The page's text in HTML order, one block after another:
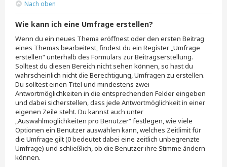
Nach oben
Wie kann ich eine Umfrage erstellen?
Wenn du ein neues Thema eröffnest oder den ersten Beitrag
eines Themas bearbeitest, findest du ein Register „Umfrage
erstellen“ unterhalb des Formulars zur Beitragserstellung.
Solltest du diesen Bereich nicht sehen können, so hast du
wahrscheinlich nicht die Berechtigung, Umfragen zu erstellen.
Du solltest einen Titel und mindestens zwei
Antwortmöglichkeiten in die entsprechenden Felder eingeben
und dabei sicherstellen, dass jede Antwortmöglichkeit in einer
eigenen Zeile steht. Du kannst auch unter
„Auswahlmöglichkeiten pro Benutzer“ festlegen, wie viele
Optionen ein Benutzer auswählen kann, welches Zeitlimit für
die Umfrage gilt (0 bedeutet dabei eine zeitlich unbegrenzte
Umfrage) und schließlich, ob die Benutzer ihre Stimme ändern
können.